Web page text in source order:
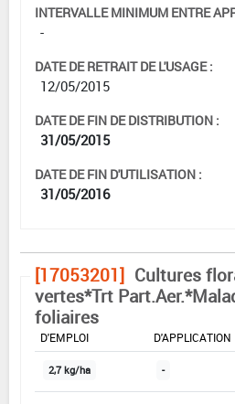
INTERVALLE MINIMUM ENTRE
-
DATE DE RETRAIT DE L'USAGE :
12/05/2015
DATE DE FIN DE DISTRIBUTION :
31/05/2015
DATE DE FIN D'UTILISATION :
31/05/2016
[17053201] Cultures
vertes*Trt
foliaires
DOSE MAX
D'EMPLOI
D'APPLICATION
2,7 kg/ha -